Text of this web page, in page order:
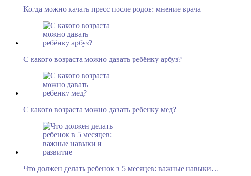
Когда можно качать пресс после родов: мнение врача
С какого возраста можно давать ребёнку арбуз?
С какого возраста можно давать ребенку мед?
Что должен делать ребенок в 5 месяцев: важные навыки…